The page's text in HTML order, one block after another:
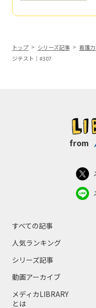
トップ シリーズ記事 看護
ジテスト｜#307
from
すべての記事
人気ランキング
シリーズ記事
動画アーカイブ
メディカLIBRARY
とは